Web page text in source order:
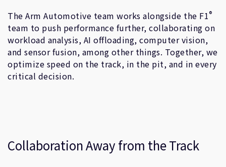
The Arm Automotive team works alongside the F1®
team to push performance further, collaborating on
workload analysis, AI offloading, computer vision,
and sensor fusion, among other things. Together, we
optimize speed on the track, in the pit, and in every
critical decision.
Collaboration Away from the Track